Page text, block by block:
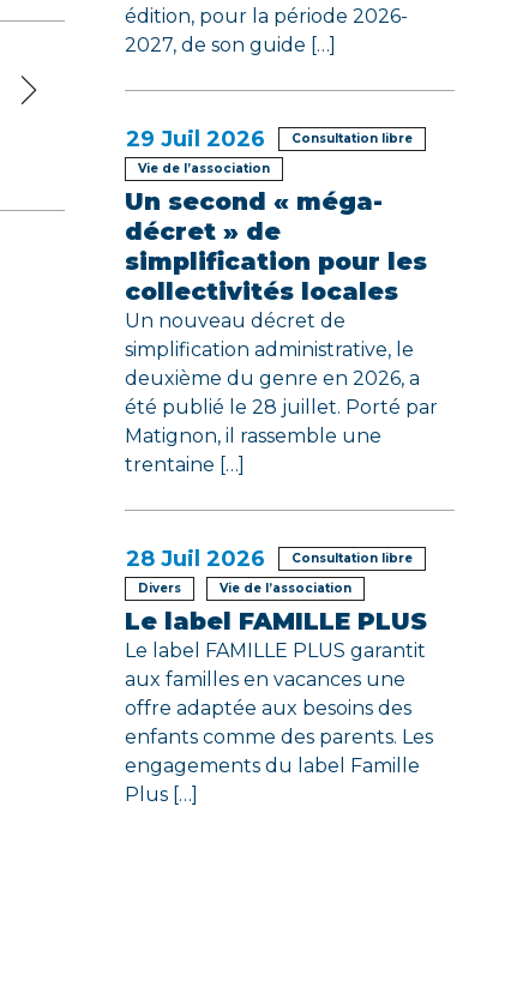
édition, pour la période 2026-
2027, de son guide […]
29 Juil 2026
Consultation libre
Vie de l’association
Un second « méga-
décret » de
simplification pour les
collectivités locales
Un nouveau décret de
simplification administrative, le
deuxième du genre en 2026, a
été publié le 28 juillet. Porté par
Matignon, il rassemble une
trentaine […]
28 Juil 2026
Consultation libre
Divers
Vie de l’association
Le label FAMILLE PLUS
Le label FAMILLE PLUS garantit
aux familles en vacances une
offre adaptée aux besoins des
enfants comme des parents. Les
engagements du label Famille
Plus […]